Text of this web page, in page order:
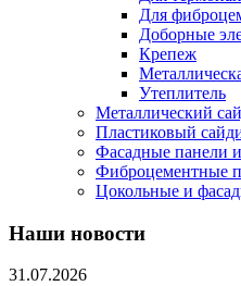
Для
Доборные
Крепеж
Утеплитель
Металлический
Пластиковый
Фасадные панели
Фиброцементные
Цокольные и
Наши новости
31.07.2026